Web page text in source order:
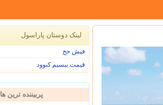
لینک دوستان پاراسول
فیش حج
قیمت بیسیم کنوود
پربیننده ترین ها